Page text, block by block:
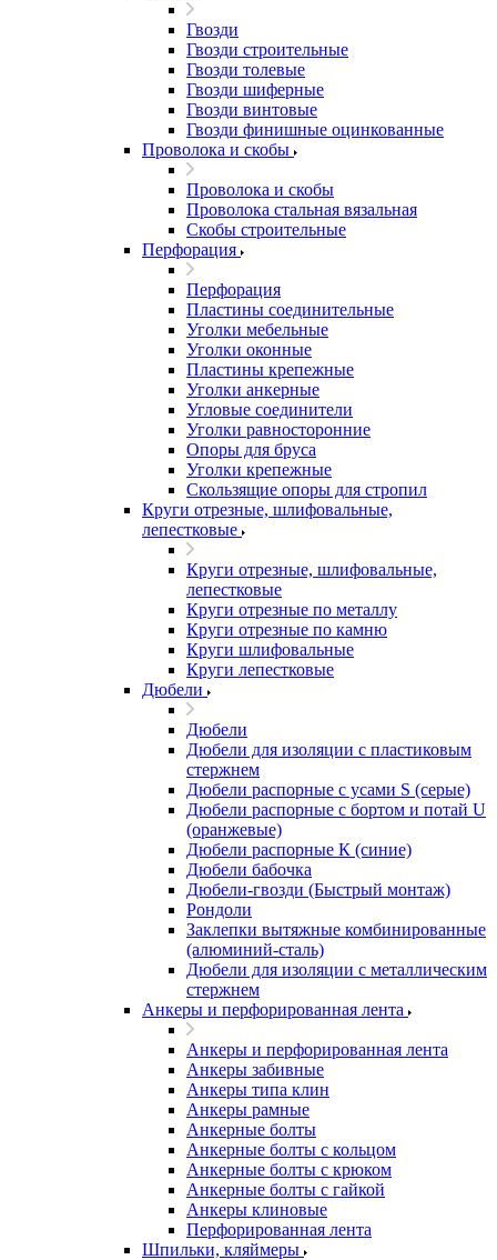
Гвозди
Гвозди строительные
Гвозди толевые
Гвозди шиферные
Гвозди винтовые
Гвозди финишные оцинкованные
Проволока и скобы
Проволока и скобы
Проволока стальная вязальная
Скобы строительные
Перфорация
Перфорация
Пластины соединительные
Уголки мебельные
Уголки оконные
Пластины крепежные
Уголки анкерные
Угловые соединители
Уголки равносторонние
Опоры для бруса
Уголки крепежные
Скользящие опоры для стропил
Круги отрезные, шлифовальные,
лепестковые
Круги отрезные, шлифовальные,
лепестковые
Круги отрезные по металлу
Круги отрезные по камню
Круги шлифовальные
Круги лепестковые
Дюбели
Дюбели
Дюбели для изоляции с пластиковым
стержнем
Дюбели распорные с усами S (серые)
Дюбели распорные c бортом и потай U
(оранжевые)
Дюбели распорные К (синие)
Дюбели бабочка
Дюбели-гвозди (Быстрый монтаж)
Рондоли
Заклепки вытяжные комбинированные
(алюминий-сталь)
Дюбели для изоляции с металлическим
стержнем
Анкеры и перфорированная лента
Анкеры и перфорированная лента
Анкеры забивные
Анкеры типа клин
Анкеры рамные
Анкерные болты
Анкерные болты с кольцом
Анкерные болты с крюком
Анкерные болты с гайкой
Анкеры клиновые
Перфорированная лента
Шпильки, кляймеры